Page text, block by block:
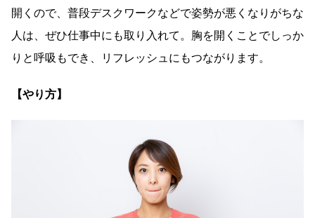
開くので、普段デスクワークなどで姿勢が悪くなりがちな
人は、ぜひ仕事中にも取り入れて。胸を開くことでしっか
りと呼吸もでき、リフレッシュにもつながります。
【やり方】